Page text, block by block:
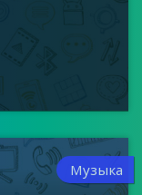
Музыка